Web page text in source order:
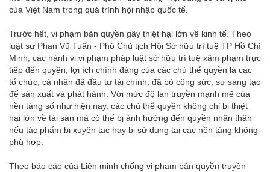
của Việt Nam trong quá trình hội nhập quốc tế.
Trước hết, vi phạm bản quyền gây thiệt hại lớn về kinh tế. Theo
luật sư Phan Vũ Tuấn - Phó Chủ tịch Hội Sở hữu trí tuệ TP Hồ Chí
Minh, các hành vi vi phạm pháp luật sở hữu trí tuệ xâm phạm trực
tiếp đến quyền, lợi ích chính đáng của các chủ thể quyền là các
tổ chức, cá nhân đã đầu tư tài chính, đã bỏ công sức, sự sáng tạo
để sản xuất và phát hành. Với mức độ lan truyền mạnh mẽ của
nền tảng số như hiện nay, các chủ thể quyền không chỉ bị thiệt
hại lớn về tài sản mà có thể bị ảnh hưởng đến quyền nhân thân
nếu tác phẩm bị xuyên tạc hay bị sử dụng tại các nền tảng không
phù hợp.
Theo báo cáo của Liên minh chống vi phạm bản quyền truyền